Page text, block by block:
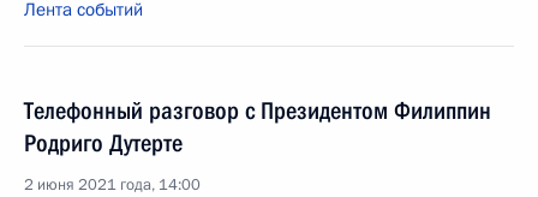
Лента событий
Телефонный разговор с Президентом Филиппин
Родриго Дутерте
2 июня 2021 года, 14:00